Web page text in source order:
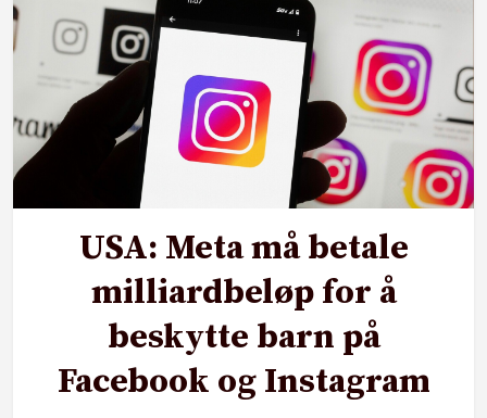
USA: Meta må betale
milliardbeløp for å
beskytte barn på
Facebook og Instagram